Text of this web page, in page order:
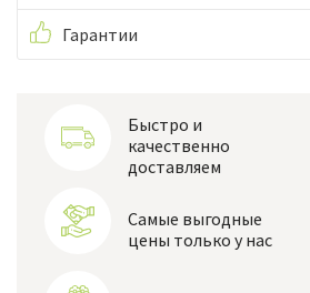
Гарантии
Быстро и
качественно
доставляем
Самые выгодные
цены только у нас